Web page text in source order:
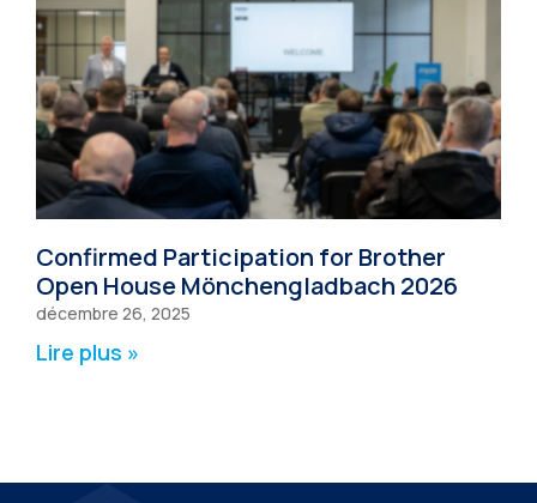
Confirmed Participation for Brother
Open House Mönchengladbach 2026
décembre 26, 2025
Lire plus »